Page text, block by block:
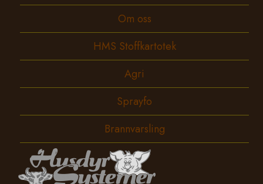
Om oss
HMS Stoffkartotek
Agri
Sprayfo
Brannvarsling